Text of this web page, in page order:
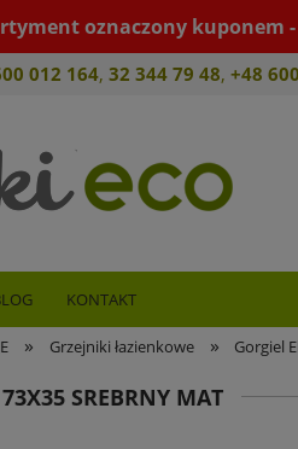
oznaczony kuponem
012 164, 32 344 79 48, +48
KONTAKT
» Grzejniki łazienkowe » Gorgiel
SREBRNY MAT